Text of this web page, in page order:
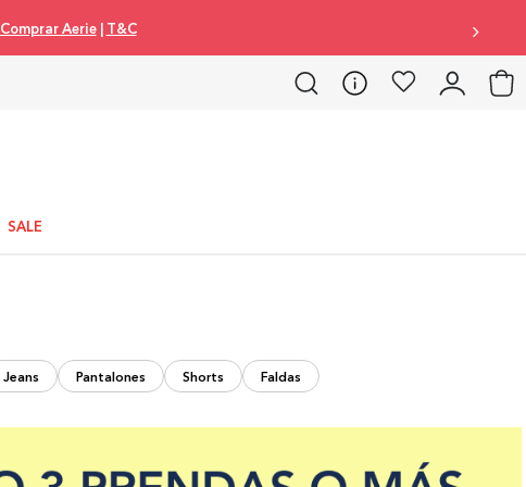
Comprar Aerie| T&C
SALE
Jeans Pantalones Shorts Faldas